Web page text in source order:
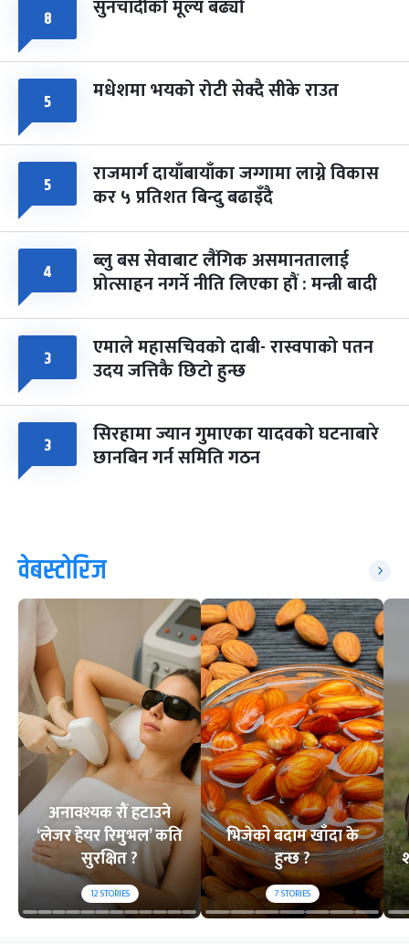
८ सुनचाँदीको मूल्य बढ्यो
५ मधेशमा भयको रोटी सेक्दै सीके राउत
५ राजमार्ग दायाँबायाँका जग्गामा लाग्ने विकास
कर ५ प्रतिशत बिन्दु बढाइँदै
४ ब्लु बस सेवाबाट लैंगिक असमानतालाई
प्रोत्साहन नगर्ने नीति लिएका हौं : मन्त्री बादी
३ एमाले महासचिवको दाबी- रास्वपाको पतन
उदय जत्तिकै छिटो हुन्छ
३ सिरहामा ज्यान गुमाएका यादवको घटनाबारे
छानबिन गर्न समिति गठन
वेबस्टोरिज
अनावश्यक रौं हटाउने
‘लेजर हेयर रिमुभल’ कति
सुरक्षित ?
12STORIES
भिजेको बदाम खाँदा के
हुन्छ ?
7STORIES